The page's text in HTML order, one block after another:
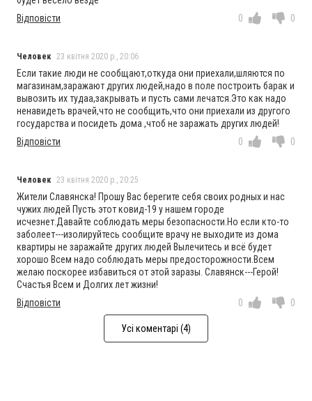
Відповісти
0 0
Человек 23 квітня 2020 р., 20:06
Если такие люди не сообщают,откуда они приехали,шляются по
магазинам,заражают других людей,надо в поле построить барак и
вывозить их тудаа,закрывать и пусть сами лечатся.Это как надо
ненавидеть врачей,что не сообщить,что они приехали из другого
государства и посидеть дома ,чтоб не заражать других людей!
Відповісти
0 0
Человек 23 квітня 2020 р., 20:25
Жители Славянска! Прошу Вас берегите себя своих родных и нас
чужих людей Пусть этот ковид-19 у нашем городе
исчезнет.Давайте соблюдать меры безопасности.Но если кто-то
заболеет---изолируйтесь сообщите врачу не выходите из дома
квартиры не заражайте других людей Вылечитесь и всё будет
хорошо Всем надо соблюдать меры предосторожности.Всем
желаю поскорее избавиться от этой заразы. Славянск---Герой!
Счастья Всем и Долгих лет жизни!
Відповісти
0 0
Усі коментарі (4)